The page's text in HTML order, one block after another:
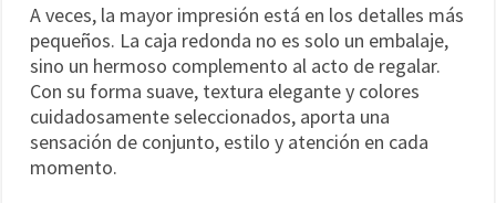
A veces, la mayor impresión está en los detalles más
pequeños. La caja redonda no es solo un embalaje,
sino un hermoso complemento al acto de regalar.
Con su forma suave, textura elegante y colores
cuidadosamente seleccionados, aporta una
sensación de conjunto, estilo y atención en cada
momento.